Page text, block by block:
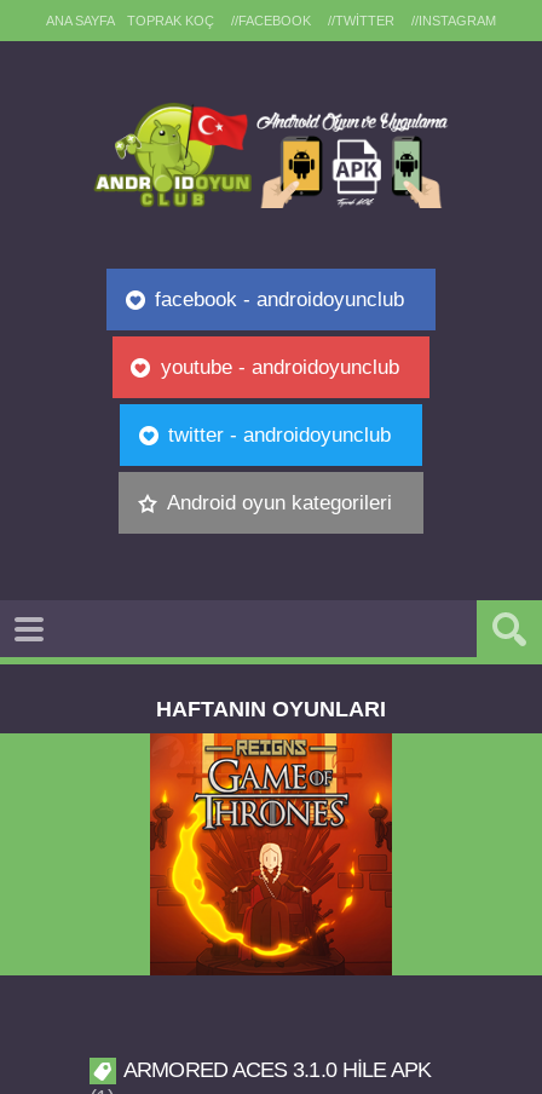
ANA SAYFA TOPRAK KOÇ //FACEBOOK //TWITTER //INSTAGRAM
facebook - androidoyunclub
youtube - androidoyunclub
twitter - androidoyunclub
Android oyun kategorileri
HAFTANIN OYUNLARI
ARMORED ACES 3.1.0 HILE APK